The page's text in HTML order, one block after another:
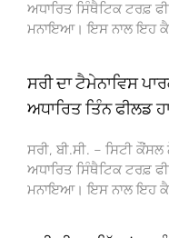
ਅਧਾਰਿਤ ਸਿੰਥੈਟਿਕ ਟਰਫ਼
ਮਨਾਇਆ। ਇਸ ਨਾਲ ਇਹ
ਸਰੀ ਦਾ ਟੈਮੇਨਾਵਿਸ
ਅਧਾਰਿਤ ਤਿੰਨ ਫੀਲਡ
ਸਰੀ, ਬੀ.ਸੀ. – ਸਿਟੀ
ਅਧਾਰਿਤ ਸਿੰਥੈਟਿਕ ਟਰਫ਼
ਮਨਾਇਆ। ਇਸ ਨਾਲ ਇਹ